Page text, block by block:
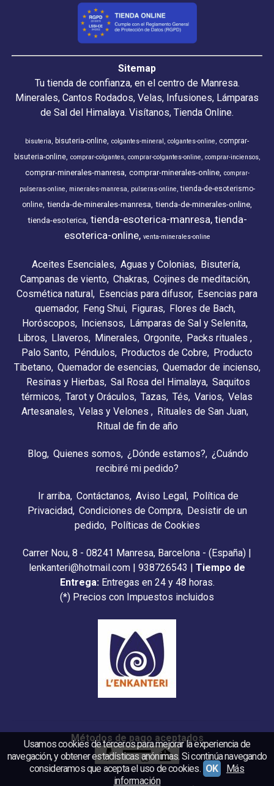
Sitemap
Tu tienda de confianza, en el centro de Manresa.
Minerales, Cantos Rodados, Velas, Infusiones, Lámparas
de Sal del Himalaya. Visítanos, Tienda Online.
bisuteria bisuteria-online colgantes-mineral colgantes-online
comprar-
bisuteria-online comprar-colgantes comprar-colgantes-online comprar-inciensos
comprar-minerales-manresa comprar-minerales-online comprar-
pulseras-online
minerales-manresa pulseras-online tienda-de-esoterismo-
online tienda-de-minerales-manresa tienda-de-minerales-online
tienda-esoterica tienda-esoterica-manresa tienda-
esoterica-online venta-minerales-online
Aceites Esenciales Aguas y Colonias
Bisutería
Campanas de viento Chakras Cojines de meditación
Cosmética natural Esencias para difusor Esencias para
quemador
Feng Shui Figuras
Flores de Bach
Horóscopos
Inciensos
Lámparas de Sal y Selenita
Libros
Llaveros Minerales Orgonite Packs rituales
Palo Santo Péndulos Productos de Cobre Producto
Tibetano Quemador de esencias Quemador de incienso
Resinas y Hierbas Sal Rosa del Himalaya Saquitos
térmicos Tarot y Oráculos Tazas Tés Varios Velas
Artesanales Velas y Velones
Rituales de San Juan
Ritual de fin de año
Blog Quienes somos ¿Dónde estamos?
¿Cuándo
recibiré mi pedido?
Ir arriba Contáctanos Aviso Legal
Política de
Privacidad Condiciones de Compra
Desistir de un
pedido
Políticas de Cookies
Carrer Nou, 8 - 08241 Manresa, Barcelona - (España) |
lenkanteri@hotmail.com | 938726543 | Tiempo de
Entrega: Entregas en 24 y 48 horas.
(*) Precios con Impuestos incluidos
Métodos de pago aceptados
Usamos cookies de terceros para mejorar la experiencia de
navegación, y obtener estadísticas anónimas. Si continúa navegando
consideramos que acepta el uso de cookies. OK
Más
información